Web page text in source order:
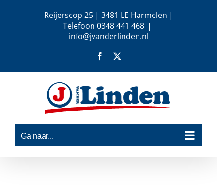
Reijerscop 25 | 3481 LE Harmelen |
Telefoon 0348 441 468 |
info@jvanderlinden.nl
Facebook
Ga naar...